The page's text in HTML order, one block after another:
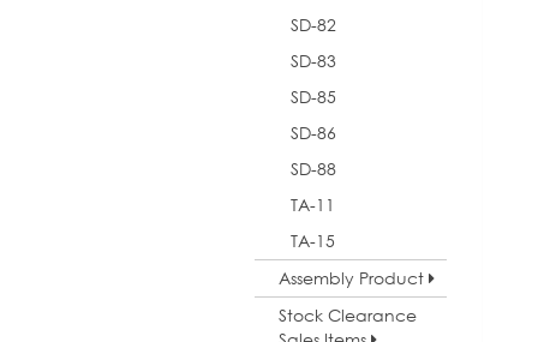
SD-82
SD-83
SD-85
SD-86
SD-88
TA-11
TA-15
Assembly Product
Stock Clearance